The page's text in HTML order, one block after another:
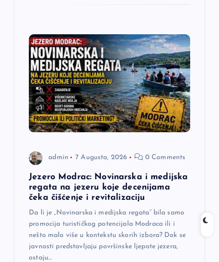
admin 7 Augusta, 2026 0 Comments
Jezero Modrac: Novinarska i medijska
regata na jezeru koje decenijama
čeka čišćenje i revitalizaciju
Da li je „Novinarska i medijska regata“ bila samo
promocija turističkog potencijala Modraca ili i
nešto malo više u kontekstu skorih izbora? Dok se
javnosti predstavljaju površinske ljepote jezera,
ostaju…